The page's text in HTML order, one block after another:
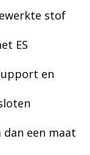
stof
ES
en
dan een maat